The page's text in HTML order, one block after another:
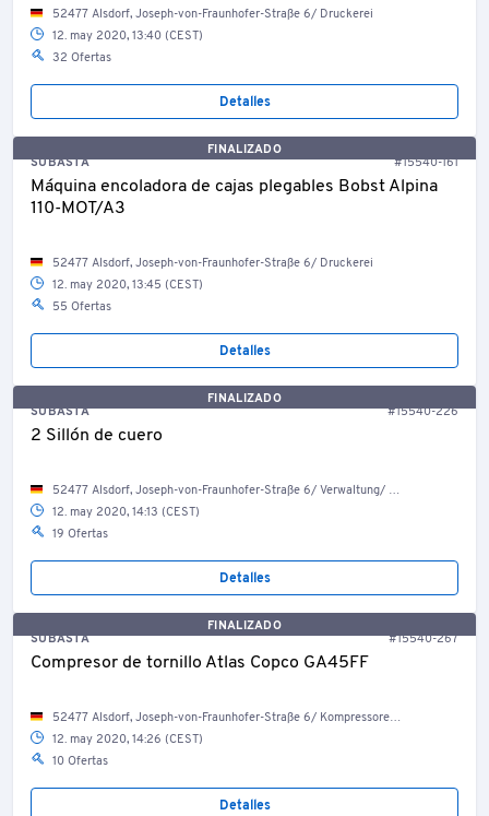
52477 Alsdorf, Joseph-von-Fraunhofer-Straße 6/ Druckerei
12. may 2020, 13:40 (CEST)
32 Ofertas
Detalles
FINALIZADO
SUBASTA
#15540-161
Máquina encoladora de cajas plegables Bobst Alpina
110-MOT/A3
52477 Alsdorf, Joseph-von-Fraunhofer-Straße 6/ Druckerei
12. may 2020, 13:45 (CEST)
55 Ofertas
Detalles
FINALIZADO
SUBASTA
#15540-226
2 Sillón de cuero
52477 Alsdorf, Joseph-von-Fraunhofer-Straße 6/ Verwaltung/ OG/ Vorraum
12. may 2020, 14:13 (CEST)
19 Ofertas
Detalles
FINALIZADO
SUBASTA
#15540-267
Compresor de tornillo Atlas Copco GA45FF
52477 Alsdorf, Joseph-von-Fraunhofer-Straße 6/ Kompressorenraum
12. may 2020, 14:26 (CEST)
10 Ofertas
Detalles